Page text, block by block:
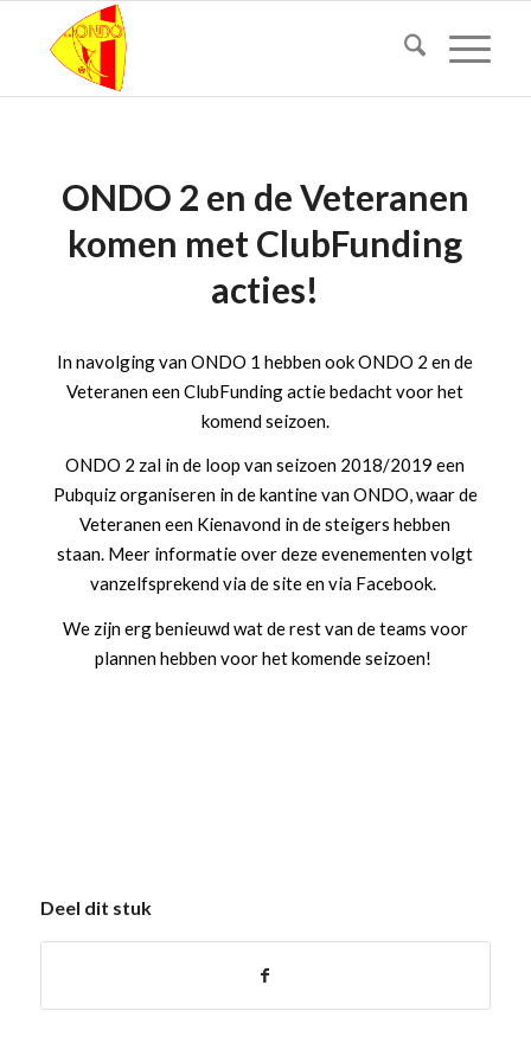
ONDO 2 en de Veteranen
komen met ClubFunding
acties!
In navolging van ONDO 1 hebben ook ONDO 2 en de
Veteranen een ClubFunding actie bedacht voor het
komend seizoen.
ONDO 2 zal in de loop van seizoen 2018/2019 een
Pubquiz organiseren in de kantine van ONDO, waar de
Veteranen een Kienavond in de steigers hebben
staan. Meer informatie over deze evenementen volgt
vanzelfsprekend via de site en via Facebook.
We zijn erg benieuwd wat de rest van de teams voor
plannen hebben voor het komende seizoen!
Deel dit stuk